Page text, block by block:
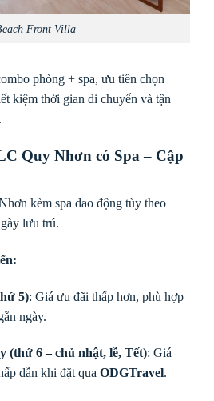
Front Villa
phòng + spa, ưu tiên chọn
kiệm thời gian di chuyển và tận
Quy Nhơn có Spa – Cập
kèm spa dao động tùy theo
lưu trú.
5): Giá ưu đãi thấp hơn, phù hợp
ngày.
(thứ 6 – chủ nhật, lễ, Tết): Giá
dẫn khi đặt qua ODGTravel.